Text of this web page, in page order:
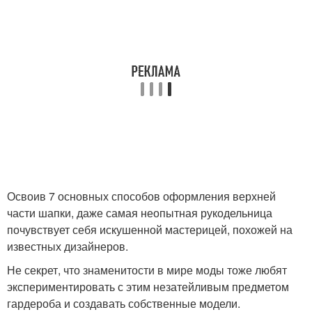
Освоив 7 основных способов оформления верхней
части шапки, даже самая неопытная рукодельница
почувствует себя искушенной мастерицей, похожей на
известных дизайнеров.
Не секрет, что знаменитости в мире моды тоже любят
экспериментировать с этим незатейливым предметом
гардероба и создавать собственные модели.